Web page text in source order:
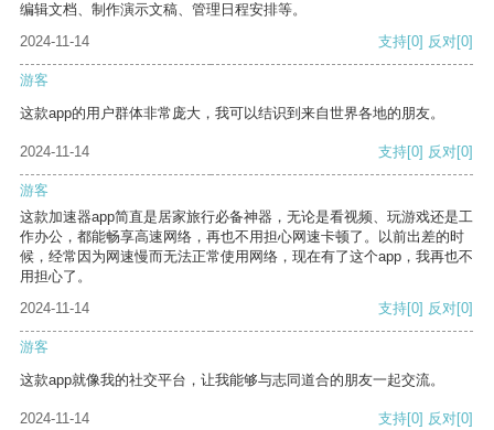
编辑文档、制作演示文稿、管理日程安排等。
2024-11-14
支持[0] 反对[0]
游客
这款app的用户群体非常庞大，我可以结识到来自世界各地的朋友。
2024-11-14 支持[0] 反对[0]
游客
这款加速器app简直是居家旅行必备神器，无论是看视频、玩游戏还是工
作办公，都能畅享高速网络，再也不用担心网速卡顿了。以前出差的时
候，经常因为网速慢而无法正常使用网络，现在有了这个app，我再也不
用担心了。
2024-11-14
支持[0] 反对[0]
游客
这款app就像我的社交平台，让我能够与志同道合的朋友一起交流。
2024-11-14 支持[0] 反对[0]